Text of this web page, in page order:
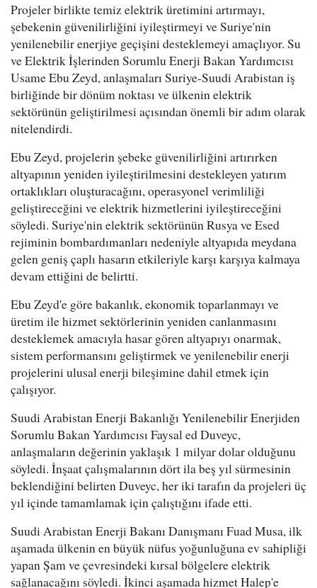
Projeler birlikte temiz elektrik üretimini artırmayı,
şebekenin güvenilirliğini iyileştirmeyi ve Suriye'nin
yenilenebilir enerjiye geçişini desteklemeyi amaçlıyor. Su
ve Elektrik İşlerinden Sorumlu Enerji Bakan Yardımcısı
Usame Ebu Zeyd, anlaşmaları Suriye-Suudi Arabistan iş
birliğinde bir dönüm noktası ve ülkenin elektrik
sektörünün geliştirilmesi açısından önemli bir adım olarak
nitelendirdi.
Ebu Zeyd, projelerin şebeke güvenilirliğini artırırken
altyapının yeniden iyileştirilmesini destekleyen yatırım
ortaklıkları oluşturacağını, operasyonel verimliliği
geliştireceğini ve elektrik hizmetlerini iyileştireceğini
söyledi. Suriye'nin elektrik sektörünün Rusya ve Esed
rejiminin bombardımanları nedeniyle altyapıda meydana
gelen geniş çaplı hasarın etkileriyle karşı karşıya kalmaya
devam ettiğini de belirtti.
Ebu Zeyd'e göre bakanlık, ekonomik toparlanmayı ve
üretim ile hizmet sektörlerinin yeniden canlanmasını
desteklemek amacıyla hasar gören altyapıyı onarmak,
sistem performansını geliştirmek ve yenilenebilir enerji
projelerini ulusal enerji bileşimine dahil etmek için
çalışıyor.
Suudi Arabistan Enerji Bakanlığı Yenilenebilir Enerjiden
Sorumlu Bakan Yardımcısı Faysal ed Duveyc,
anlaşmaların değerinin yaklaşık 1 milyar dolar olduğunu
söyledi. İnşaat çalışmalarının dört ila beş yıl sürmesinin
beklendiğini belirten Duveyc, her iki tarafın da projeleri üç
yıl içinde tamamlamak için çalıştığını ifade etti.
Suudi Arabistan Enerji Bakanı Danışmanı Fuad Musa, ilk
aşamada ülkenin en büyük nüfus yoğunluğuna ev sahipliği
yapan Şam ve çevresindeki kırsal bölgelere elektrik
sağlanacağını söyledi. İkinci aşamada hizmet Halep'e